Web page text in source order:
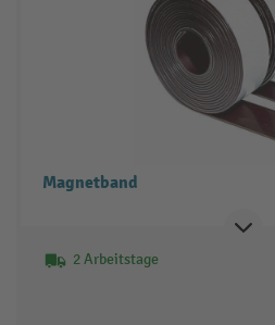
Magnetband
2 Arbeitstage